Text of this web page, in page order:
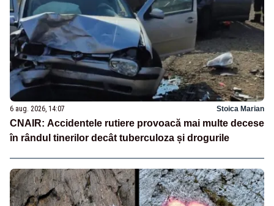
6 aug. 2026, 14:07 Stoica Marian
CNAIR: Accidentele rutiere provoacă mai multe decese
în rândul tinerilor decât tuberculoza și drogurile